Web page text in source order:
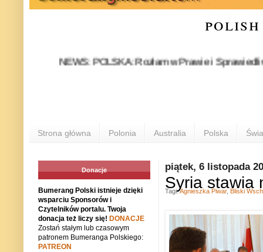
NEWS: POLSKA: Rozłam w Prawie i
Strona główna Polonia Australia Polska
piątek, 6 listopada
Syria stawia
Tagi:Agnieszka Piwar, Bliski
Donacje
Bumerang Polski istnieje dzięki
wsparciu Sponsorów i
Czytelników portalu. Twoja
donacja też liczy się! DONACJE
Zostań stałym lub czasowym
patronem Bumeranga Polskiego:
PATREON